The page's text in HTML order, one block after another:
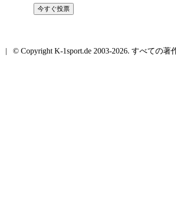
| © Copyright K-1sport.de 2003-2026. すべての著